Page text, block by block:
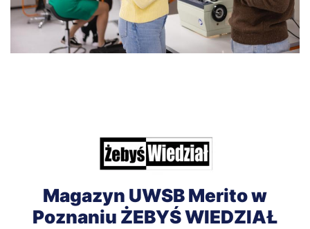
Magazyn UWSB Merito w
Poznaniu ŻEBYŚ WIEDZIAŁ